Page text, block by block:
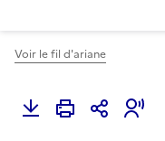
Voir le fil d'ariane